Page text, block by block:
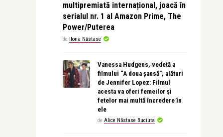
multipremiată internațional, joacă în
serialul nr. 1 al Amazon Prime, The
Power/Puterea
de Ilona Năstase
Vanessa Hudgens, vedetă a
filmului “A doua șansă”, alături
de Jennifer Lopez: Filmul
acesta va oferi femeilor și
fetelor mai multă încredere în
ele
de Alice Năstase Buciuta